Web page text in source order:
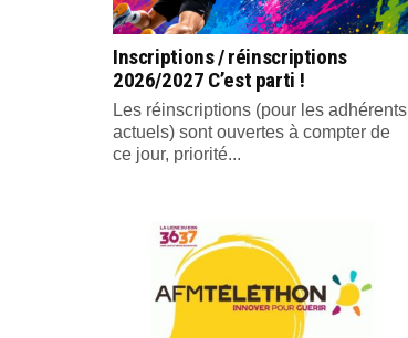
Inscriptions / réinscriptions
2026/2027 C’est parti !
Les réinscriptions (pour les adhérents
actuels) sont ouvertes à compter de
ce jour, priorité...